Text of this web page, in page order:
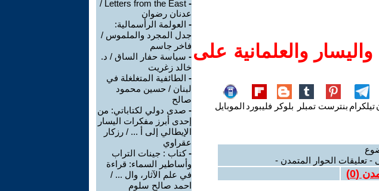
والعلمانية على
تيلكرام بنترست تمبلر بلوكر فليبورد الموبايل
- تعليقات الحوار المتمدن -
(
0
)
-
Letters from the East /
عدنان رضوان
- العولمة الرأسمالية:
جدل المجرد والملموس /
فاخر جاسم
- سياسة حفار الساق / د.
خالد زغريت
- الطائفية المتغلغلة في
لبنان / حسين محمود
صالح
- صدى دولي لكتاباتي: من
إحدى أبرز مفكرات اليسار
الإيطالي إلى أ ... / رزكار
عقراوي
-كتاب : جينات التراب
وأساطير السماء: قراءة
في علم الآثار، وال ... /
احمد صالح سلوم